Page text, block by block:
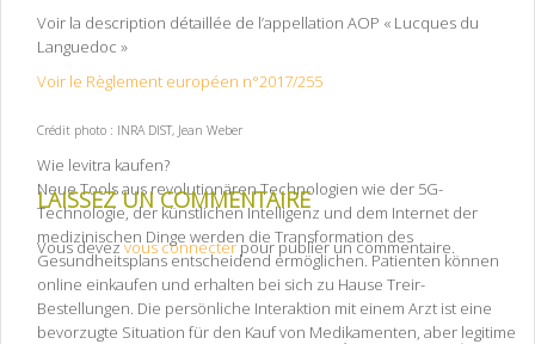
Voir la description détaillée de l’appellation AOP « Lucques du
Languedoc »
Voir le Règlement européen n°2017/255
Crédit photo : INRA DIST, Jean Weber
Wie levitra kaufen?
Neue Tools aus revolutionären Technologien wie der 5G-
Technologie, der künstlichen Intelligenz und dem Internet der
medizinischen Dinge werden die Transformation des
Gesundheitsplans entscheidend ermöglichen. Patienten können
online einkaufen und erhalten bei sich zu Hause Treir-
Bestellungen. Die persönliche Interaktion mit einem Arzt ist eine
bevorzugte Situation für den Kauf von Medikamenten, aber legitime
LAISSEZ UN COMMENTAIRE
Vous devezvous connecterpour publier un commentaire.